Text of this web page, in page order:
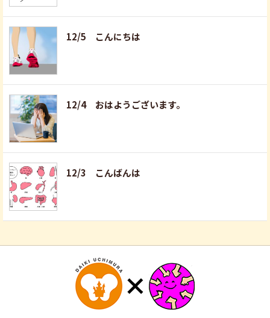
12/5 こんにちは
12/4 おはようございます。
12/3 こんばんは